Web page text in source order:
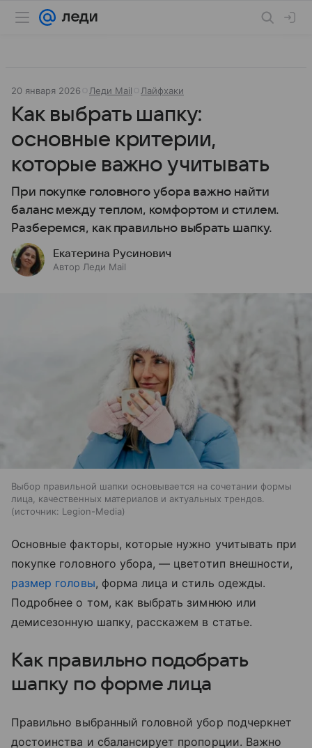
20 января 2026 Леди Mail Лайфхаки
Как выбрать шапку:
основные критерии,
которые важно учитывать
При покупке головного убора важно найти
баланс между теплом, комфортом и стилем.
Разберемся, как правильно выбрать шапку.
Екатерина Русинович
Автор Леди Mail
Выбор правильной шапки основывается на сочетании формы
лица, качественных материалов и актуальных трендов.
источник: Legion-Media
Основные факторы, которые нужно учитывать при
покупке головного убора, — цветотип внешности,
размер головы, форма лица и стиль одежды.
Подробнее о том, как выбрать зимнюю или
демисезонную шапку, расскажем в статье.
Как правильно подобрать
шапку по форме лица
Правильно выбранный головной убор подчеркнет
достоинства и сбалансирует пропорции. Важно